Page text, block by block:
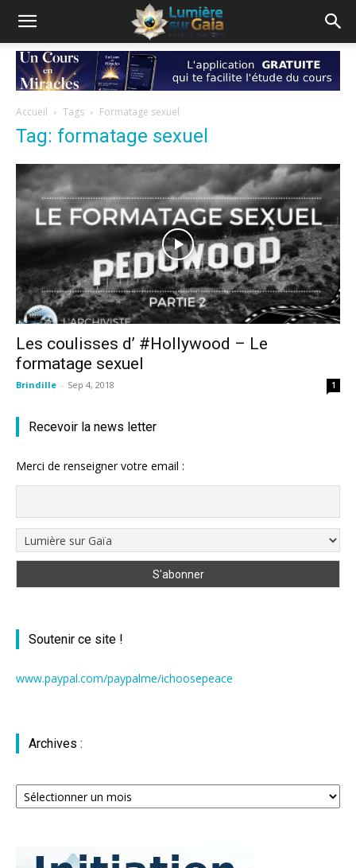
Accueil Tags Formatage sexuel
Tag: formatage sexuel
Les coulisses d’ #Hollywood – Le
formatage sexuel
Brindille - Sep 4, 2018 1
Recevoir la news letter
Merci de renseigner votre email :
Soutenir ce site !
www.paypal.com/paypalme/ichoosepeace
Archives :
Archives